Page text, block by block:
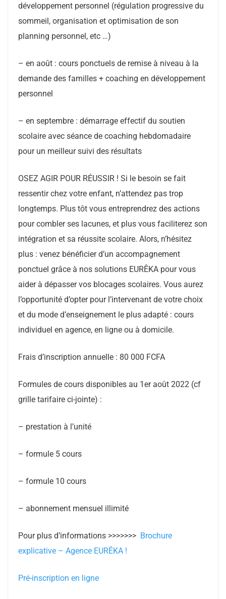
développement personnel (régulation progressive du
sommeil, organisation et optimisation de son
planning personnel, etc …)
– en août : cours ponctuels de remise à niveau à la
demande des familles + coaching en développement
personnel
– en septembre : démarrage effectif du soutien
scolaire avec séance de coaching hebdomadaire
pour un meilleur suivi des résultats
OSEZ AGIR POUR RÉUSSIR ! Si le besoin se fait
ressentir chez votre enfant, n’attendez pas trop
longtemps. Plus tôt vous entreprendrez des actions
pour combler ses lacunes, et plus vous faciliterez son
intégration et sa réussite scolaire. Alors, n’hésitez
plus : venez bénéficier d’un accompagnement
ponctuel grâce à nos solutions EURÊKA pour vous
aider à dépasser vos blocages scolaires. Vous aurez
l’opportunité d’opter pour l’intervenant de votre choix
et du mode d’enseignement le plus adapté : cours
individuel en agence, en ligne ou à domicile.
Frais d’inscription annuelle : 80 000 FCFA
Formules de cours disponibles au 1er août 2022 (cf
grille tarifaire ci-jointe) :
– prestation à l’unité
– formule 5 cours
– formule 10 cours
– abonnement mensuel illimité
Pour plus d’informations >>>>>>> Brochure
explicative – Agence EURÊKA !
Pré-inscription en ligne